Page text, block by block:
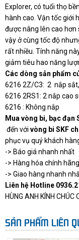
Explorer, có tuổi thọ
hành cao. Vận tốc giới
được nâng lên cao hơn
vậy ở cùng tốc độ
rất nhiều. Tính năng
giảm tiêu hao năng
Các dòng sản phẩm
6216 2Z/C3: 2
6216 2RS1: 2 nắp cao
6216 : Không nắp
Mua vòng bi, bạc đạn
đến với vòng bi SKF
phục vụ quý khách
-> Báo giá nhanh nhất
-> Hàng hóa chính hãng
-> Giao hàng nhanh
Liên hệ Hotline
HÙNG ANH KÍNH
SẢN PHẨM LIÊN